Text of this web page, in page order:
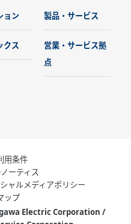
ョン 製品・サービス
クス
営業・サービス拠
点
用条件
ーティス
ャルメディアポリシー
ップ
Electric Corporation /